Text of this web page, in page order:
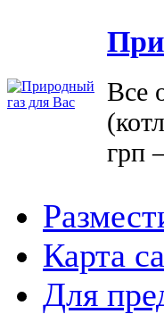
Все
грп
Карта
Для